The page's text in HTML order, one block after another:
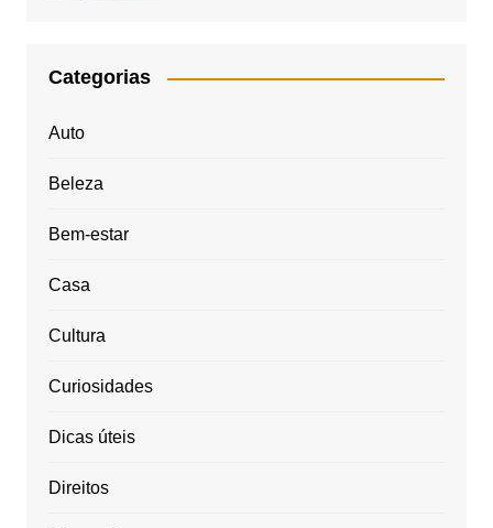
Categorias
Auto
Beleza
Bem-estar
Casa
Cultura
Curiosidades
Dicas úteis
Direitos